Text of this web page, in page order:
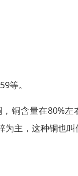
等。
铜含量在80%
为主，这种铜也叫